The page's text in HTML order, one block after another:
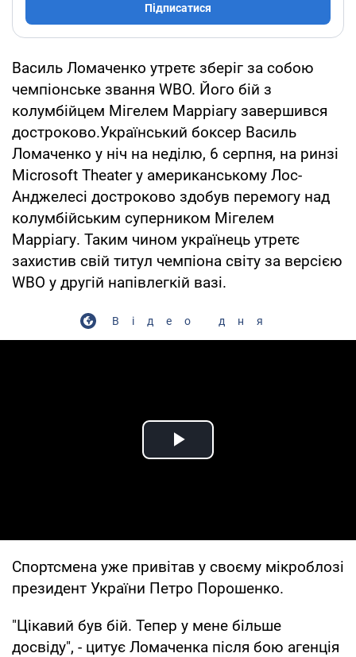
Підписатися
Василь Ломаченко утретє зберіг за собою
чемпіонське звання WBO. Його бій з
колумбійцем Мігелем Марріагу завершився
достроково.Український боксер Василь
Ломаченко у ніч на неділю, 6 серпня, на ринзі
Microsoft Theater у американському Лос-
Анджелесі достроково здобув перемогу над
колумбійським суперником Мігелем
Марріагу. Таким чином українець утретє
захистив свій титул чемпіона світу за версією
WBO у другій напівлегкій вазі.
Відео дня
Play Video
Спортсмена уже привітав у своєму мікроблозі
президент України Петро Порошенко.
"Цікавий був бій. Тепер у мене більше
досвіду", - цитує Ломаченка після бою агенція